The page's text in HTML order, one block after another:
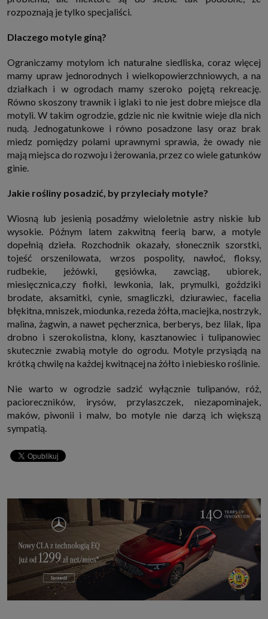
rozpoznają je tylko specjaliści.
Dlaczego motyle giną?
Ograniczamy motylom ich naturalne siedliska, coraz więcej
mamy upraw jednorodnych i wielkopowierzchniowych, a na
działkach i w ogrodach mamy szeroko pojętą rekreację.
Równo skoszony trawnik i iglaki to nie jest dobre miejsce dla
motyli. W takim ogrodzie, gdzie nic nie kwitnie wieje dla nich
nudą. Jednogatunkowe i równo posadzone lasy oraz brak
miedz pomiędzy polami uprawnymi sprawia, że owady nie
mają miejsca do rozwoju i żerowania, przez co wiele gatunków
ginie.
Jakie rośliny posadzić, by przyleciały motyle?
Wiosną lub jesienią posadźmy wieloletnie astry niskie lub
wysokie. Późnym latem zakwitną feerią barw, a motyle
dopełnią dzieła. Rozchodnik okazały, słonecznik szorstki,
tojeść orszenilowata, wrzos pospolity, nawłoć, floksy,
rudbekie, jeżówki, gęsiówka, zawciąg, ubiorek,
miesięcznica,czy fiołki, lewkonia, lak, prymulki, goździki
brodate, aksamitki, cynie, smagliczki, dziurawiec, facelia
błękitna, mniszek, miodunka, rezeda żółta, maciejka, nostrzyk,
malina, żagwin, a nawet pęcherznica, berberys, bez lilak, lipa
drobno i szerokolistna, klony, kasztanowiec i tulipanowiec
skutecznie zwabią motyle do ogrodu. Motyle przysiądą na
krótką chwilę na każdej kwitnącej na żółto i niebiesko roślinie.
Nie warto w ogrodzie sadzić wyłącznie tulipanów, róż,
pacioreczników, irysów, przylaszczek, niezapominajek,
maków, piwonii i malw, bo motyle nie darzą ich większą
sympatią.